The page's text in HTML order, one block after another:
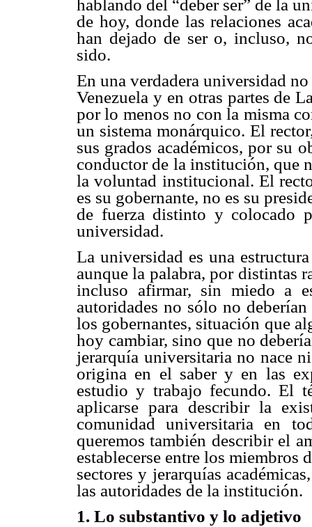
hablando del “deber ser” de la
de hoy, donde las relaciones
han dejado de ser o, incluso,
sido.
En una verdadera universidad
Venezuela y en otras partes de
por lo menos no con la misma
un sistema monárquico. El
sus grados académicos, por su
conductor de la institución, que
la voluntad institucional. El
es su gobernante, no es su
de fuerza distinto y colocado
universidad.
La universidad es una
aunque la palabra, por distintas
incluso afirmar, sin miedo a
autoridades no sólo no
los gobernantes, situación que
hoy cambiar, sino que no
jerarquía universitaria no nace
origina en el saber y en las
estudio y trabajo fecundo. El
aplicarse para describir la
comunidad universitaria en
queremos también describir el
establecerse entre los
sectores y jerarquías
las autoridades de la institución.
1. Lo substantivo y lo adjetivo